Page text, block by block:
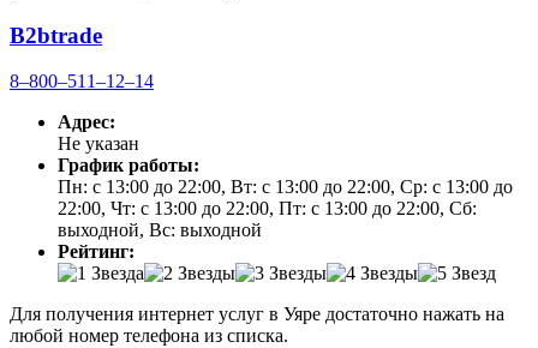
В2btradе
8‒800‒511‒12‒14
Адрес:
Не указан
График работы:
Пн: с 13:00 до 22:00, Вт: с 13:00 до 22:00, Ср: с 13:00 до
22:00, Чт: с 13:00 до 22:00, Пт: с 13:00 до 22:00, Сб:
выходной, Вс: выходной
Рейтинг:
Для получения интернет услуг в Уяре достаточно нажать на
любой номер телефона из списка.